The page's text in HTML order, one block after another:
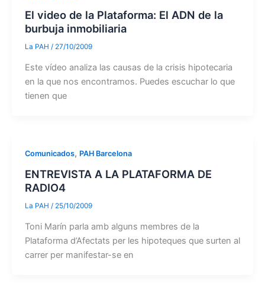
El video de la Plataforma: El ADN de la
burbuja inmobiliaria
La PAH / 27/10/2009
Este vídeo analiza las causas de la crisis hipotecaria
en la que nos encontramos. Puedes escuchar lo que
tienen que
Comunicados, PAH Barcelona
ENTREVISTA A LA PLATAFORMA DE
RADIO4
La PAH / 25/10/2009
Toni Marín parla amb alguns membres de la
Plataforma d’Afectats per les hipoteques que surten al
carrer per manifestar-se en